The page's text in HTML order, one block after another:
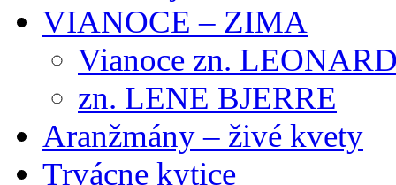
VIANOCE – ZIMA
Vianoce zn.
zn. LENE BJERRE
Aranžmány – živé kvety
Trvácne kytice